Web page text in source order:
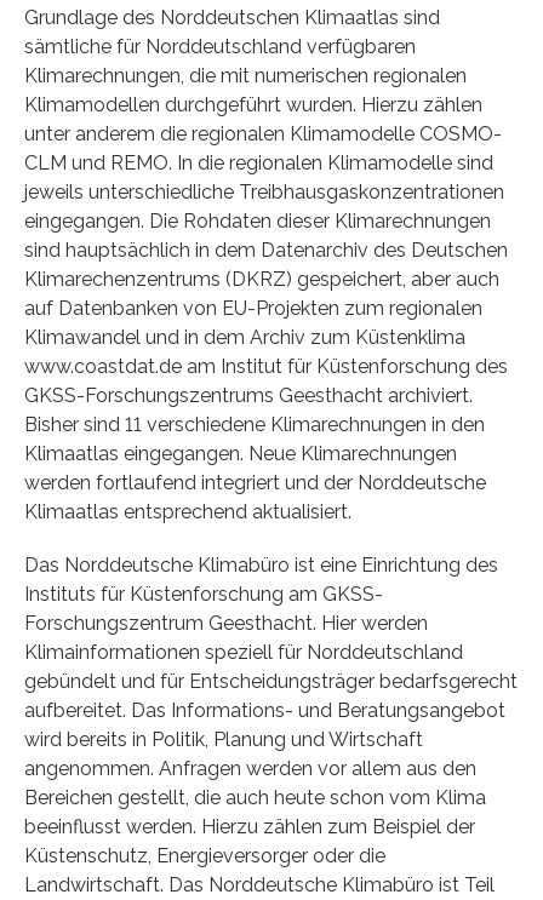
Grundlage des Norddeutschen Klimaatlas sind
sämtliche für Norddeutschland verfügbaren
Klimarechnungen, die mit numerischen regionalen
Klimamodellen durchgeführt wurden. Hierzu zählen
unter anderem die regionalen Klimamodelle COSMO-
CLM und REMO. In die regionalen Klimamodelle sind
jeweils unterschiedliche Treibhausgaskonzentrationen
eingegangen. Die Rohdaten dieser Klimarechnungen
sind hauptsächlich in dem Datenarchiv des Deutschen
Klimarechenzentrums (DKRZ) gespeichert, aber auch
auf Datenbanken von EU-Projekten zum regionalen
Klimawandel und in dem Archiv zum Küstenklima
www.coastdat.de am Institut für Küstenforschung des
GKSS-Forschungszentrums Geesthacht archiviert.
Bisher sind 11 verschiedene Klimarechnungen in den
Klimaatlas eingegangen. Neue Klimarechnungen
werden fortlaufend integriert und der Norddeutsche
Klimaatlas entsprechend aktualisiert.
Das Norddeutsche Klimabüro ist eine Einrichtung des
Instituts für Küstenforschung am GKSS-
Forschungszentrum Geesthacht. Hier werden
Klimainformationen speziell für Norddeutschland
gebündelt und für Entscheidungsträger bedarfsgerecht
aufbereitet. Das Informations- und Beratungsangebot
wird bereits in Politik, Planung und Wirtschaft
angenommen. Anfragen werden vor allem aus den
Bereichen gestellt, die auch heute schon vom Klima
beeinflusst werden. Hierzu zählen zum Beispiel der
Küstenschutz, Energieversorger oder die
Landwirtschaft. Das Norddeutsche Klimabüro ist Teil